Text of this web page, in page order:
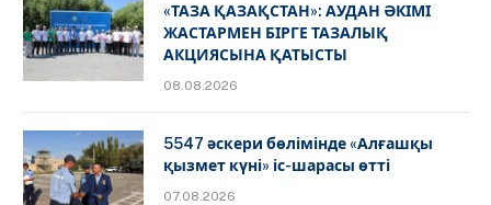
«ТАЗА ҚАЗАҚСТАН»: АУДАН ӘКІМІ
ЖАСТАРМЕН БІРГЕ ТАЗАЛЫҚ
АКЦИЯСЫНА ҚАТЫСТЫ
08.08.2026
5547 әскери бөлімінде «Алғашқы
қызмет күні» іс-шарасы өтті
07.08.2026